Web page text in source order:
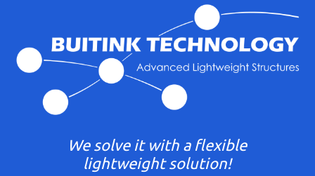
We solve it with a flexible
lightweight solution!